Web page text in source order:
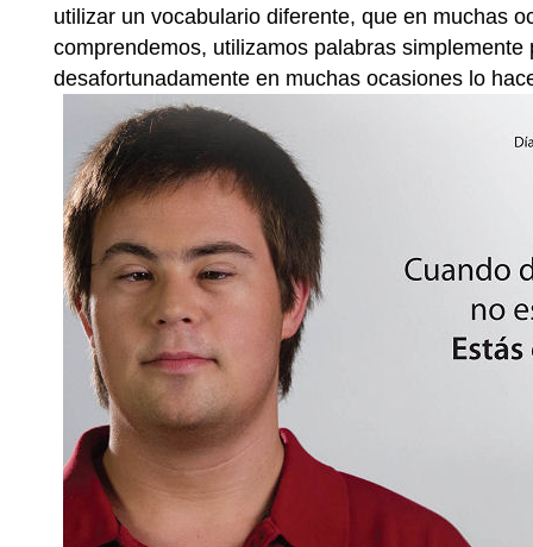
utilizar un vocabulario diferente, que en muchas
comprendemos, utilizamos palabras simplemente
desafortunadamente en muchas ocasiones lo